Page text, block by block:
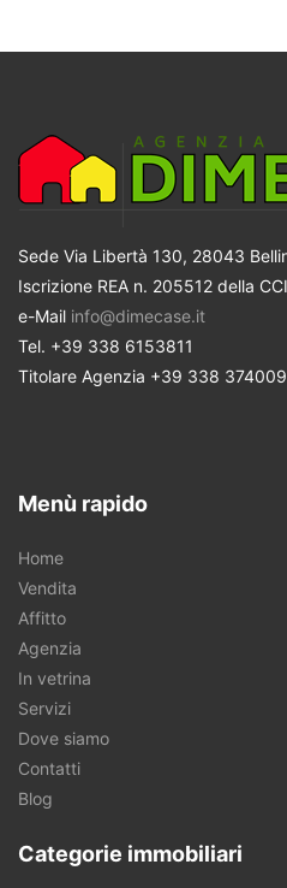
Sede Via Libertà 130, 28043
Iscrizione REA n. 205512 della
e-Mail info@dimecase.it
Tel. +39 338 6153811
Titolare Agenzia +39 338
Menù rapido
Home
Vendita
Affitto
Agenzia
In vetrina
Servizi
Dove siamo
Contatti
Blog
Categorie immobiliari